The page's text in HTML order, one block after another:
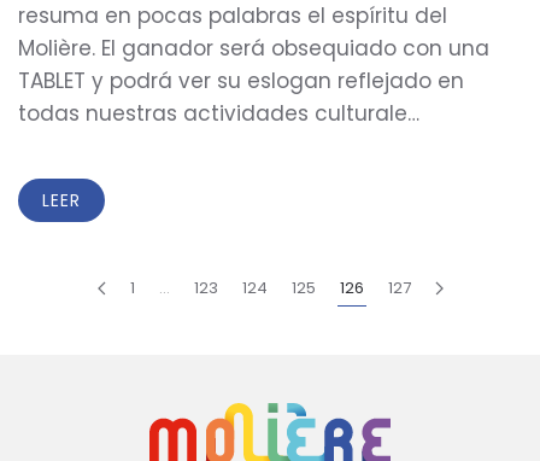
resuma en pocas palabras el espíritu del
Molière. El ganador será obsequiado con una
TABLET y podrá ver su eslogan reflejado en
todas nuestras actividades culturale…
LEER
1 … 123 124 125 126 127